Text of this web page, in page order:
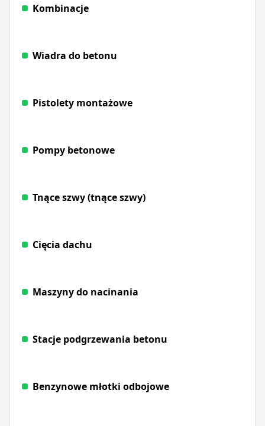
Kombinacje
Wiadra do betonu
Pistolety montażowe
Pompy betonowe
Tnące szwy (tnące szwy)
Cięcia dachu
Maszyny do nacinania
Stacje podgrzewania betonu
Benzynowe młotki odbojowe